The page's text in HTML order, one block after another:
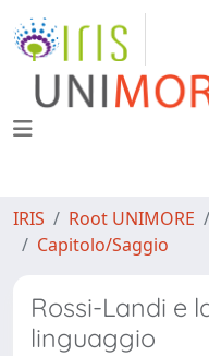
IRIS Root UNIMORE
Capitolo/Saggio
Rossi-Landi e
linguaggio